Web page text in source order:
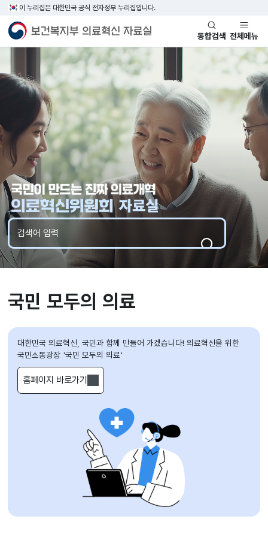
이 누리집은 대한민국 공식 전자정부 누리집입니다.
통합검색 전체메뉴
검색
국민 모두의 의료
대한민국 의료혁신, 국민과 함께 만들어 가겠습니다!의료혁신을 위한
국민소통광장 '국민 모두의 의료'
홈페이지 바로가기